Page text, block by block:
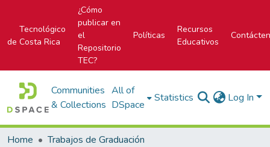
Tecnológico
de Costa Rica
¿Cómo
publicar en
el
Repositorio
TEC?
Políticas
Recursos
Educativos
Communities
& Collections
All of
DSpace
Statistics Log In
Home
Trabajos de Graduación